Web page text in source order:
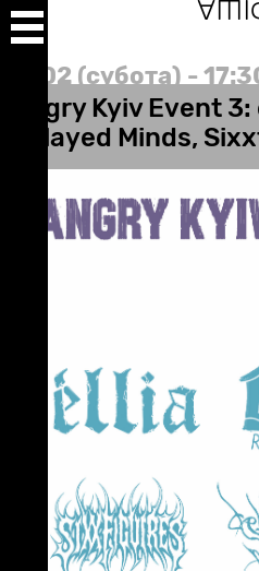
Перейти
до
основного
07/02 (субота) -
Angry Kyiv Event
Delayed Minds,